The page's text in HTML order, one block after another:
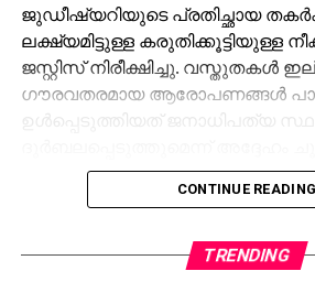
ജുഡീഷ്യറിയുടെ പ്രതിച്ഛായ
ലക്ഷ്യമിട്ടുള്ള കരുതിക്കൂട്ടിയുള്ള
ജസ്റ്റിസ് നിരീക്ഷിച്ചു. വസ്തുതകള്‍
ഗൗരവതരമായ ആരോപണങ്ങള്‍
ഉള്‍പ്പെടുത്തിയത് ജനാധിപത്യ
ജുഡീഷ്യറിക്കെതിരെ സമൂഹ
ഇതെന്നും കോടതി ചോദിച്ചു.
CONTINUE READING
TRENDING